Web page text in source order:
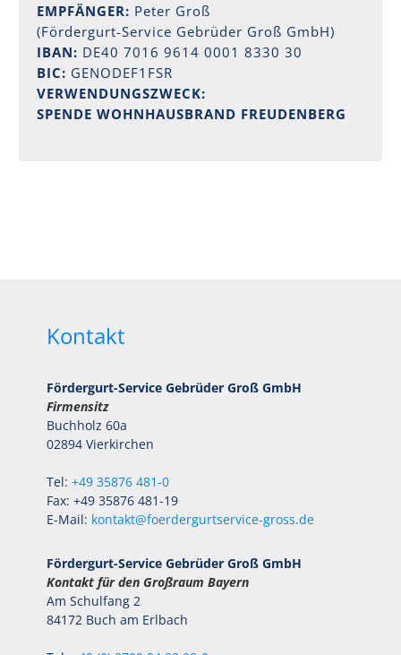
EMPFÄNGER: Peter Groß
(Fördergurt-Service Gebrüder Groß GmbH)
IBAN: DE40 7016 9614 0001 8330 30
BIC: GENODEF1FSR
VERWENDUNGSZWECK:
SPENDE WOHNHAUSBRAND FREUDENBERG
Kontakt
Fördergurt-Service Gebrüder Groß GmbH
Firmensitz
Buchholz 60a
02894 Vierkirchen
Tel: +49 35876 481-0
Fax: +49 35876 481-19
E-Mail: kontakt@foerdergurtservice-gross.de
Fördergurt-Service Gebrüder Groß GmbH
Kontakt für den Großraum Bayern
Am Schulfang 2
84172 Buch am Erlbach